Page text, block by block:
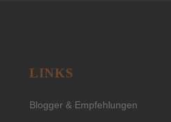
LINKS
Blogger & Empfehlungen